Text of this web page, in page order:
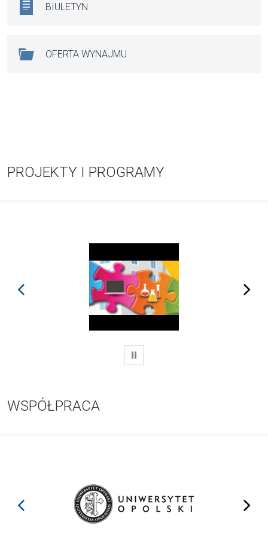
BIULETYN
OFERTA WYNAJMU
PROJEKTY I PROGRAMY
prev next
WSTRZYMAJ
WSPÓŁPRACA
prev next